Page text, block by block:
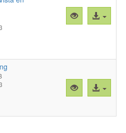
la
costura
Vista
previa
los
botones
en
la
Izq
Acceso
al
Vista
previa
Pantalón.png"
Acceso
al